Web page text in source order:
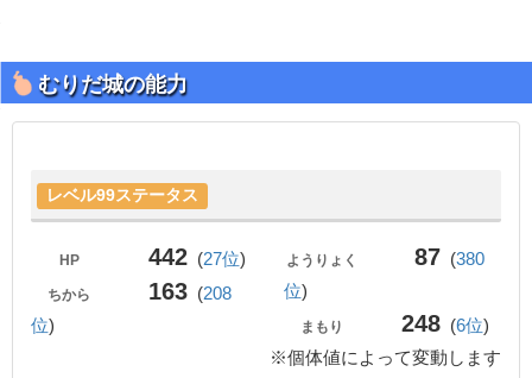
むりだ城の能力
レベル99ステータス
HP 442 (27位)
ちから 163 (208
位)
ようりょく 87 (380
位)
まもり 248 (6位)
※個体値によって変動します